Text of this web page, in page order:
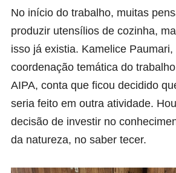
No início do trabalho, muitas
produzir utensílios de cozinha,
isso já existia. Kamelice Paumari,
coordenação temática do
AIPA, conta que ficou decidido
seria feito em outra atividade.
decisão de investir no
da natureza, no saber tecer.